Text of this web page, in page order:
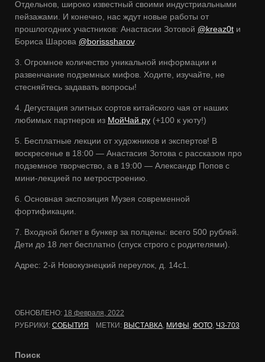
Отдельнов, широко известный своими индустриальными
пейзажами. И конечно, нас ждут новые работы от
прошлогодних участников: Анастасии Зотовой @kreaz0t и
Бориса Шарова @borisssharov.
3. Огромное количество уникальной информации и
развенчание подземных мифов. Ходите, изучайте, не
стесняйтесь задавать вопросы!
4. Дегустация элитных сортов китайского чая от наших
любимых партнеров из МойЧай.ру (+100 к уюту!)
5. Бесплатные лекции от художников и экспертов! В
воскресенье в 18:00 — Анастасия Зотова с рассказом про
подземное творчество, а в 19:00 — Александр Попов с
мини-лекцией по метростроению.
6. Основная экспозиция Музея современной
фортификации.
7. Входной билет в бункер за полцены: всего 500 рублей.
Дети до 18 лет бесплатно (спуск строго с родителями).
Адрес: 2-й Новокузнецкий переулок, д. 14с1.
ОБНОВЛЕНО: 18 февраля, 2022
РУБРИКИ: СОБЫТИЯ МЕТКИ: ВЫСТАВКА, МИФЫ ФОТО, ЧЗ-703
Поиск